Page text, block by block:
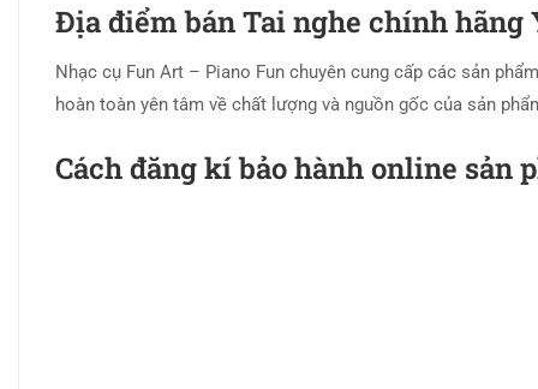
Địa điểm bánTai nghe chính hãng
Nhạc cụ Fun Art – Piano Fun chuyên cung cấp các sản
hoàn toàn yên tâm về chất lượng và nguồn gốc của sản
Cách đăng kí bảo hành online sản